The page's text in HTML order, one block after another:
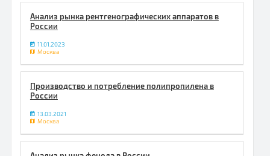
Анализ рынка рентгенографических аппаратов в
России
11.01.2023
Москва
Производство и потребление полипропилена в
России
13.03.2021
Москва